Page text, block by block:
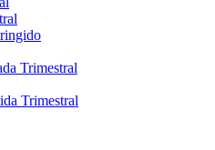
Trimestral
Trimestral